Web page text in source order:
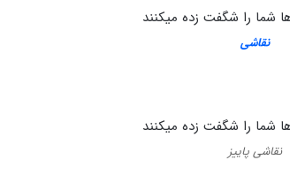
نقاشی
نقاشی پاییز